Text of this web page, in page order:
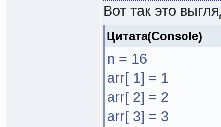
Вот так это
Цитата(Console)
n = 16
arr[ 1] = 1
arr[ 2] = 2
arr[ 3] = 3